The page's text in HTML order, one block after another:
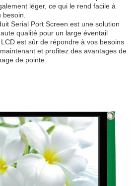
léger, ce qui le rend facile à
Serial Port Screen est une solution
qualité pour un large éventail
est sûr de répondre à vos besoins
et profitez des avantages de
de pointe.